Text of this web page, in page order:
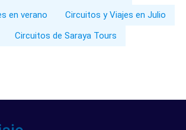
en verano
Circuitos y Viajes en Julio
Circuitos de Saraya Tours